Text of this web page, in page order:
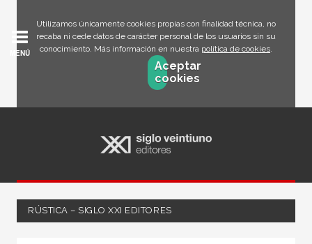
Utilizamos únicamente cookies propias con finalidad técnica, no
recaba ni cede datos de carácter personal de los usuarios sin su
conocimiento. Más información en nuestra política de cookies.
Aceptar
cookies
MENÚ
RÚSTICA – SIGLO XXI EDITORES